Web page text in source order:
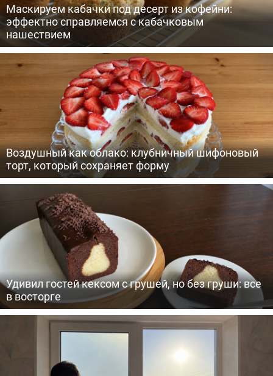
Маскируем кабачки под десерт из кофейни:
эффектно справляемся с кабачковым
нашествием
Воздушный как облако: клубничный шифоновый
торт, который сохраняет форму
Удивил гостей кексом с грушей, но без груши: все
в восторге